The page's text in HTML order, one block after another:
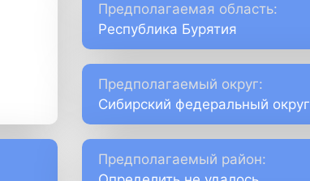
Предполагаемая область:
Республика Бурятия
Предполагаемый округ:
Сибирский федеральный округ
Предполагаемый район: